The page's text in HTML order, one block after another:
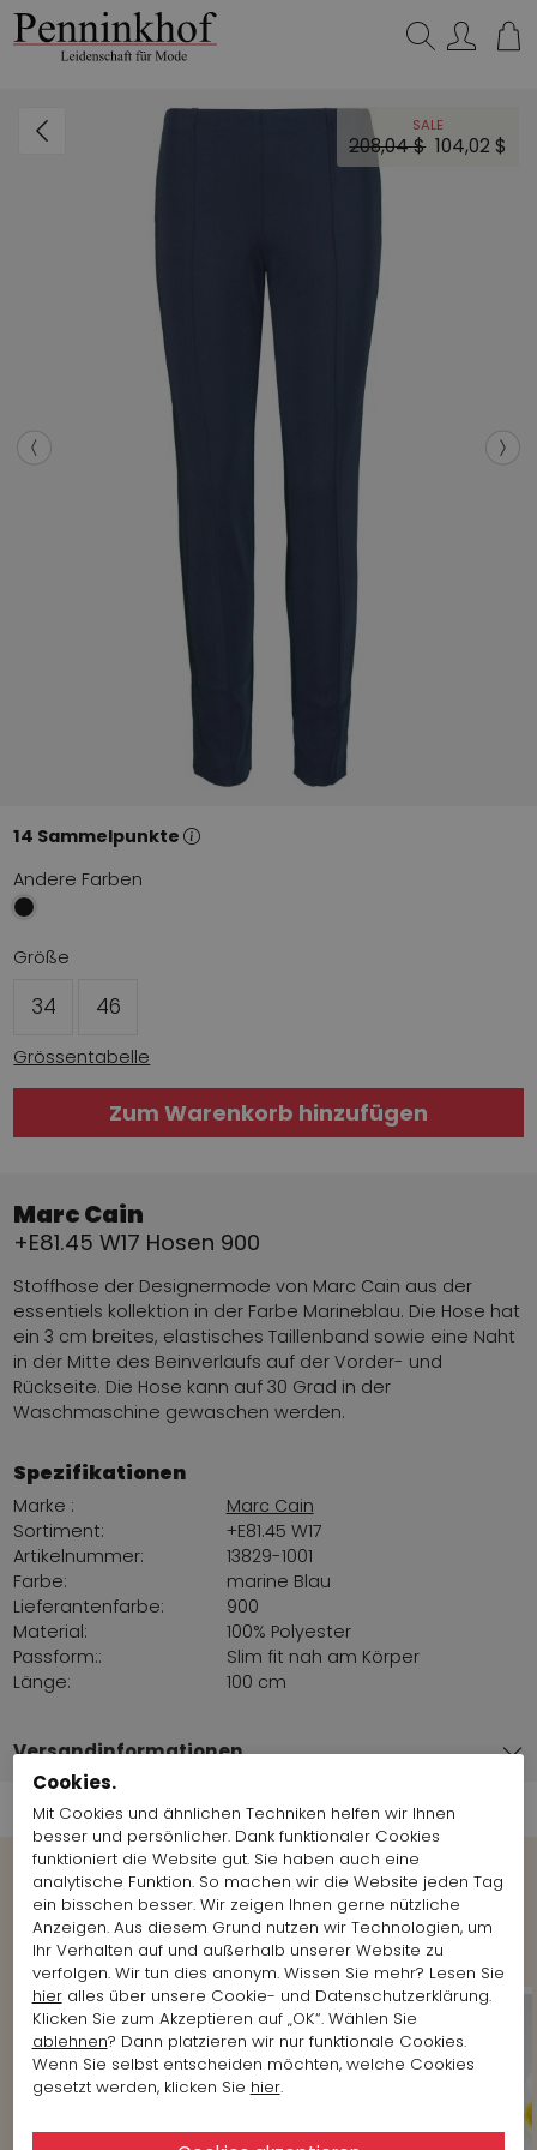
SALE
208,04 $ 104,02 $
14 Sammelpunkte
Andere Farben
Größe
34 46
Grössentabelle
Zum Warenkorb hinzufügen
Marc Cain
+E81.45 W17 Hosen 900
Stoffhose der Designermode von Marc Cain aus der
essentiels kollektion in der Farbe Marineblau. Die Hose hat
ein 3 cm breites, elastisches Taillenband sowie eine Naht
in der Mitte des Beinverlaufs auf der Vorder- und
Rückseite. Die Hose kann auf 30 Grad in der
Waschmaschine gewaschen werden.
Spezifikationen
Marke :
Marc Cain
Sortiment:
+E81.45 W17
Artikelnummer:
13829-1001
Farbe:
marine Blau
Lieferantenfarbe:
900
Material:
100% Polyester
Passform::
Slim fit nah am Körper
Länge:
100 cm
Versandinformationen
Weitere Looks der Marke anzeigen
Marc Cain
Cookies.
Mit Cookies und ähnlichen Techniken helfen wir Ihnen
besser und persönlicher. Dank funktionaler Cookies
funktioniert die Website gut. Sie haben auch eine
analytische Funktion. So machen wir die Website jeden Tag
ein bisschen besser. Wir zeigen Ihnen gerne nützliche
Anzeigen. Aus diesem Grund nutzen wir Technologien, um
Ihr Verhalten auf und außerhalb unserer Website zu
verfolgen. Wir tun dies anonym. Wissen Sie mehr? Lesen Sie
hieralles über unsere Cookie- und Datenschutzerklärung.
Klicken Sie zum Akzeptieren auf „OK“. Wählen Sie
ablehnen? Dann platzieren wir nur funktionale Cookies.
Wenn Sie selbst entscheiden möchten, welche Cookies
gesetzt werden, klicken Sie hier.